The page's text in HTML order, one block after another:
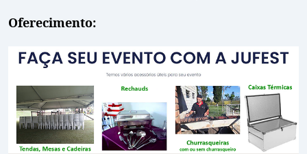
Oferecimento: